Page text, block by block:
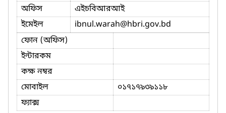
অফিস
এইচবিআরআই
ইমেইল
ibnul.warah@hbri.gov.bd
ফোন (অফিস)
ইন্টারকম
কক্ষ নম্বর
মোবাইল
০১৭১৭৯৩৯১১৮
ফ্যাক্স